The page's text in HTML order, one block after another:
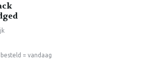
= vandaag